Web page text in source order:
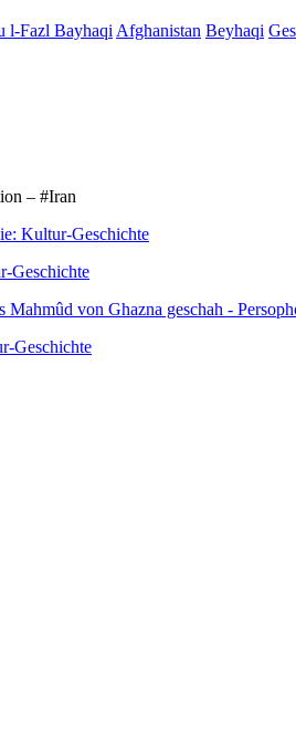
l-Fazl Bayhaqi Afghanistan Beyhaqi
– #Iran
Kultur-Geschichte
Geschichte
Mahmûd von Ghazna geschah -
Geschichte